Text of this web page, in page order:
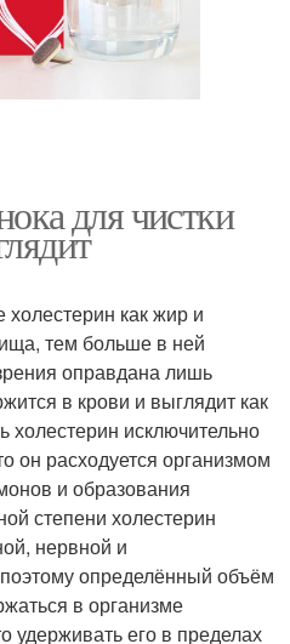
для чистки
как жир и
тем больше в ней
оправдана лишь
в крови и выглядит как
холестерин исключительно
он расходуется организмом
и образования
степени холестерин
нервной и
определённый объём
в организме
удерживать его в пределах